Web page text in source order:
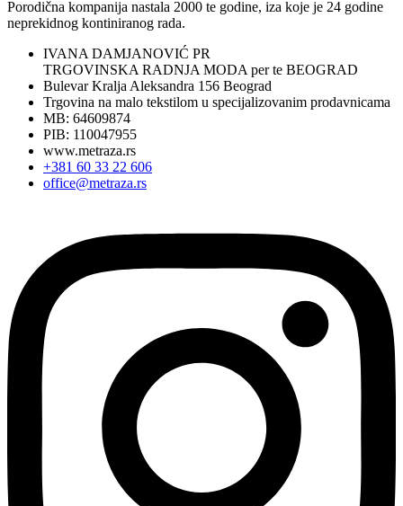
Porodična kompanija nastala 2000 te godine, iza koje je 24 godine
neprekidnog kontiniranog rada.
IVANA DAMJANOVIĆ PR
TRGOVINSKA RADNJA MODA per te BEOGRAD
Bulevar Kralja Aleksandra 156 Beograd
Trgovina na malo tekstilom u specijalizovanim prodavnicama
MB: 64609874
PIB: 110047955
www.metraza.rs
+381 60 33 22 606
office@metraza.rs